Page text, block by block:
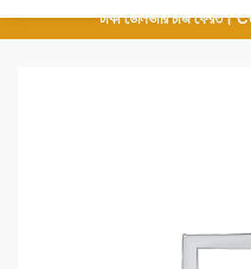
টাকা ডেলিভারি চার্জ ফেরত।